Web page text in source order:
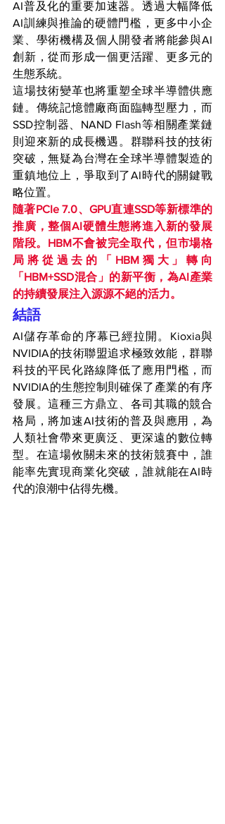
AI普及化的重要加速器。透過大幅降低
AI訓練與推論的硬體門檻，更多中小企
業、學術機構及個人開發者將能參與AI
創新，從而形成一個更活躍、更多元的
生態系統。
這場技術變革也將重塑全球半導體供應
鏈。傳統記憶體廠商面臨轉型壓力，而
SSD控制器、NAND Flash等相關產業鏈
則迎來新的成長機遇。群聯科技的技術
突破，無疑為台灣在全球半導體製造的
重鎮地位上，爭取到了AI時代的關鍵戰
略位置。
隨著PCIe 7.0、GPU直連SSD等新標準的
推廣，整個AI硬體生態將進入新的發展
階段。HBM不會被完全取代，但市場格
局將從過去的「HBM獨大」轉向
「HBM+SSD混合」的新平衡，為AI產業
的持續發展注入源源不絕的活力。
結語
AI儲存革命的序幕已經拉開。Kioxia與
NVIDIA的技術聯盟追求極致效能，群聯
科技的平民化路線降低了應用門檻，而
NVIDIA的生態控制則確保了產業的有序
發展。這種三方鼎立、各司其職的競合
格局，將加速AI技術的普及與應用，為
人類社會帶來更廣泛、更深遠的數位轉
型。在這場攸關未來的技術競賽中，誰
能率先實現商業化突破，誰就能在AI時
代的浪潮中佔得先機。